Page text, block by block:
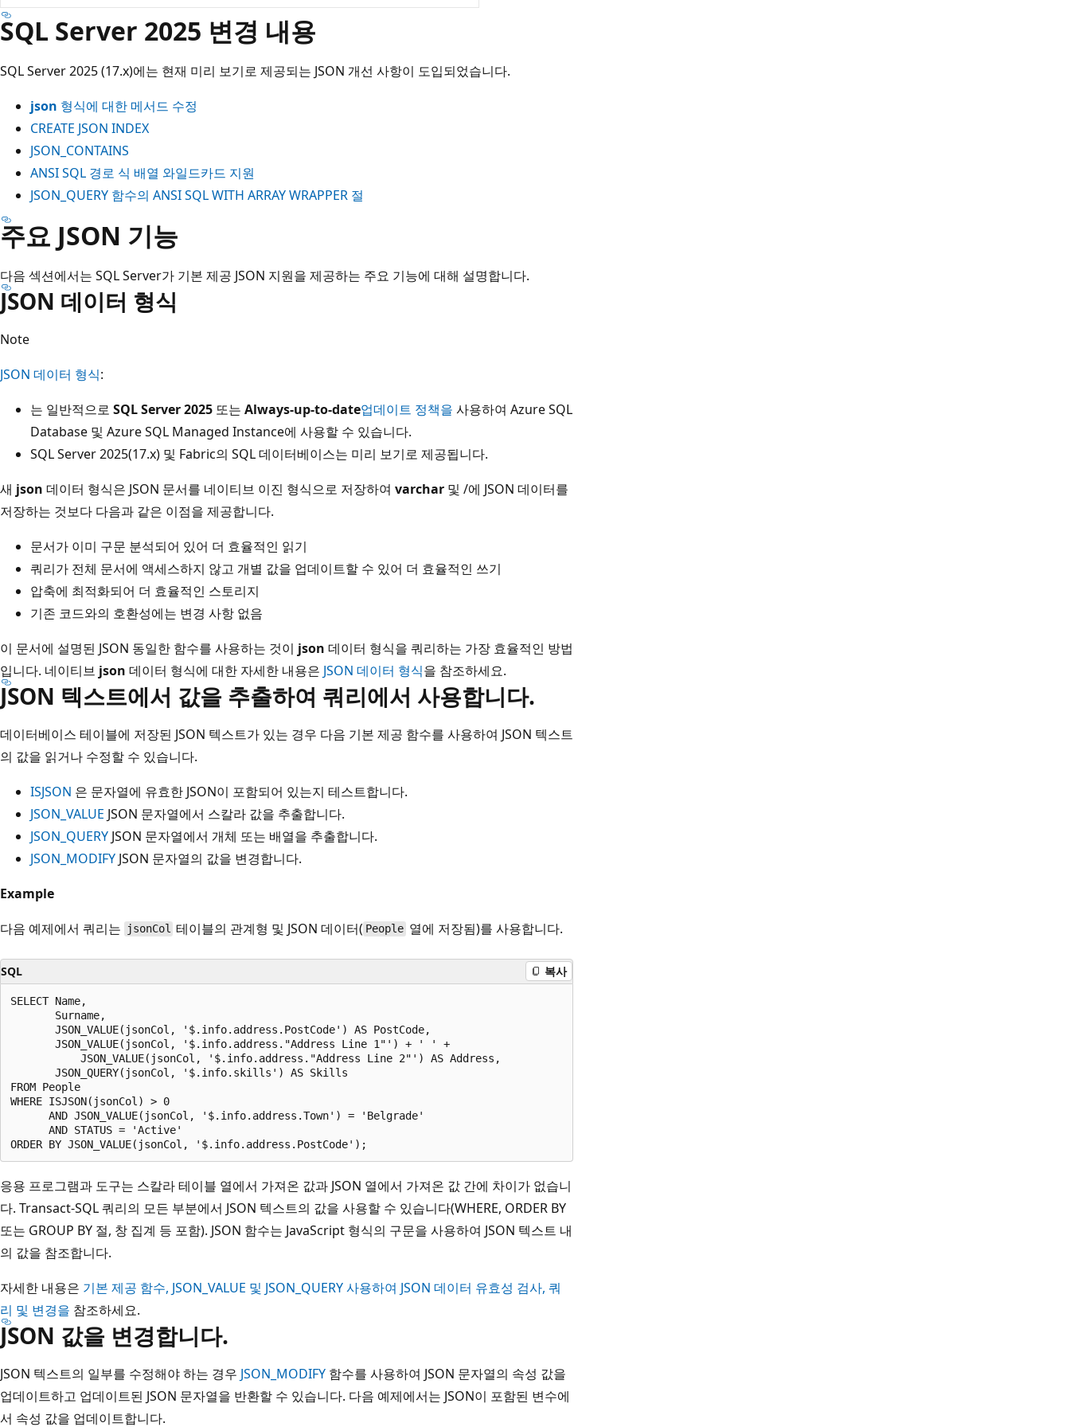
SQL Server 2025 변경 내용
SQL Server 2025 (17.x)에는 현재 미리 보기로 제공되는 JSON 개선 사항이 도입되었습니다.
json 형식에 대한 메서드 수정
CREATE JSON INDEX
JSON_CONTAINS
ANSI SQL 경로 식 배열 와일드카드 지원
JSON_QUERY 함수의 ANSI SQL WITH ARRAY WRAPPER 절
주요 JSON 기능
다음 섹션에서는 SQL Server가 기본 제공 JSON 지원을 제공하는 주요 기능에 대해 설명합니다.
JSON 데이터 형식
Note
JSON 데이터 형식:
는 일반적으로 SQL Server 2025 또는 Always-up-to-date업데이트 정책을 사용하여 Azure SQL
Database 및 Azure SQL Managed Instance에 사용할 수 있습니다.
SQL Server 2025(17.x) 및 Fabric의 SQL 데이터베이스는 미리 보기로 제공됩니다.
새 json 데이터 형식은 JSON 문서를 네이티브 이진 형식으로 저장하여 varchar 및 /에 JSON 데이터를
저장하는 것보다 다음과 같은 이점을 제공합니다.
문서가 이미 구문 분석되어 있어 더 효율적인 읽기
쿼리가 전체 문서에 액세스하지 않고 개별 값을 업데이트할 수 있어 더 효율적인 쓰기
압축에 최적화되어 더 효율적인 스토리지
기존 코드와의 호환성에는 변경 사항 없음
이 문서에 설명된 JSON 동일한 함수를 사용하는 것이 json 데이터 형식을 쿼리하는 가장 효율적인 방법
입니다. 네이티브 json 데이터 형식에 대한 자세한 내용은 JSON 데이터 형식을 참조하세요.
JSON 텍스트에서 값을 추출하여 쿼리에서 사용합니다.
데이터베이스 테이블에 저장된 JSON 텍스트가 있는 경우 다음 기본 제공 함수를 사용하여 JSON 텍스트
의 값을 읽거나 수정할 수 있습니다.
ISJSON 은 문자열에 유효한 JSON이 포함되어 있는지 테스트합니다.
JSON_VALUE JSON 문자열에서 스칼라 값을 추출합니다.
JSON_QUERY JSON 문자열에서 개체 또는 배열을 추출합니다.
JSON_MODIFY JSON 문자열의 값을 변경합니다.
Example
다음 예제에서 쿼리는
jsonCol 테이블의 관계형 및 JSON 데이터( People 열에 저장됨)를 사용합니다.
SQL 복사
SELECT Name,
       Surname,
       JSON_VALUE(jsonCol, '$.info.address.PostCode') AS PostCode,
       JSON_VALUE(jsonCol, '$.info.address."Address Line 1"') + ' ' +
           JSON_VALUE(jsonCol, '$.info.address."Address Line 2"') AS Address,
       JSON_QUERY(jsonCol, '$.info.skills') AS Skills
FROM People
WHERE ISJSON(jsonCol) > 0
      AND JSON_VALUE(jsonCol, '$.info.address.Town') = 'Belgrade'
      AND STATUS = 'Active'
응용 프로그램과 도구는 스칼라 테이블 열에서 가져온 값과 JSON 열에서 가져온 값 간에 차이가 없습니
다. Transact-SQL 쿼리의 모든 부분에서 JSON 텍스트의 값을 사용할 수 있습니다(WHERE, ORDER BY
또는 GROUP BY 절, 창 집계 등 포함). JSON 함수는 JavaScript 형식의 구문을 사용하여 JSON 텍스트 내
의 값을 참조합니다.
자세한 내용은 기본 제공 함수, JSON_VALUE 및 JSON_QUERY 사용하여 JSON 데이터 유효성 검사, 쿼
리 및 변경을 참조하세요.
JSON 값을 변경합니다.
JSON 텍스트의 일부를 수정해야 하는 경우 JSON_MODIFY 함수를 사용하여 JSON 문자열의 속성 값을
업데이트하고 업데이트된 JSON 문자열을 반환할 수 있습니다. 다음 예제에서는 JSON이 포함된 변수에
서 속성 값을 업데이트합니다.